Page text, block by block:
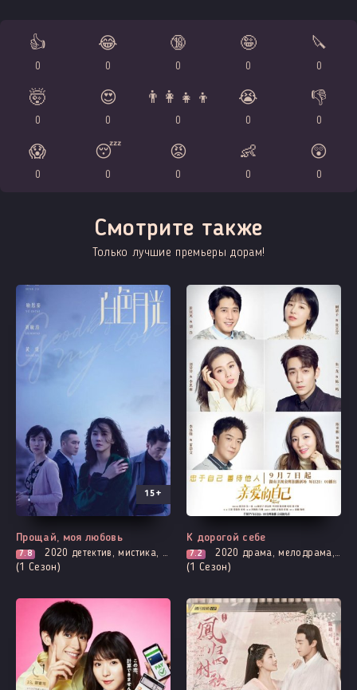
👍
0
😂
0
🔞
0
🤪
0
🔪
0
🤯
0
😍
0
👨‍👩‍👧‍👦
0
😭
0
👎
0
😱
0
😴
0
😡
0
👶
0
😲
0
Смотрите также
Только лучшие премьеры дорам!
Выходит - 2 Серия
15+
Прощай, моя любовь
7.8 2020 детектив, мистика, мелодрама, повседневность, расследование
(1 Сезон)
Выходит - 45 Серия
К дорогой себе
7.2 2020 драма, мелодрама, повседневность, романтика
(1 Сезон)